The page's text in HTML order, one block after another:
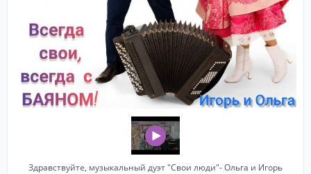
Здравствуйте, музыкальный дуэт "Свои люди"- Ольга и Игорь